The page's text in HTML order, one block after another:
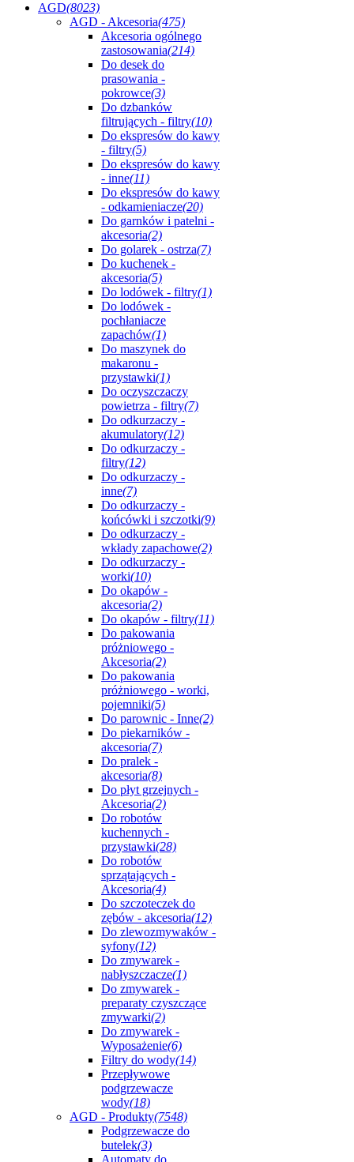
AGD(8023)
AGD - Akcesoria(475)
Akcesoria ogólnego
zastosowania(214)
Do desek do
prasowania -
pokrowce(3)
Do dzbanków
filtrujących - filtry(10)
Do ekspresów do kawy
- filtry(5)
Do ekspresów do kawy
- inne(11)
Do ekspresów do kawy
- odkamieniacze(20)
Do garnków i patelni -
akcesoria(2)
Do golarek - ostrza(7)
Do kuchenek -
akcesoria(5)
Do lodówek - filtry(1)
Do lodówek -
pochłaniacze
zapachów(1)
Do maszynek do
makaronu -
przystawki(1)
Do oczyszczaczy
powietrza - filtry(7)
Do odkurzaczy -
akumulatory(12)
Do odkurzaczy -
filtry(12)
Do odkurzaczy -
inne(7)
Do odkurzaczy -
końcówki i szczotki(9)
Do odkurzaczy -
wkłady zapachowe(2)
Do odkurzaczy -
worki(10)
Do okapów -
akcesoria(2)
Do okapów - filtry(11)
Do pakowania
próżniowego -
Akcesoria(2)
Do pakowania
próżniowego - worki,
pojemniki(5)
Do parownic - Inne(2)
Do piekarników -
akcesoria(7)
Do pralek -
akcesoria(8)
Do płyt grzejnych -
Akcesoria(2)
Do robotów
kuchennych -
przystawki(28)
Do robotów
sprzątających -
Akcesoria(4)
Do szczoteczek do
zębów - akcesoria(12)
Do zlewozmywaków -
syfony(12)
Do zmywarek -
nabłyszczacze(1)
Do zmywarek -
preparaty czyszczące
zmywarki(2)
Do zmywarek -
Wyposażenie(6)
Filtry do wody(14)
Przepływowe
podgrzewacze
wody(18)
AGD - Produkty(7548)
Podgrzewacze do
butelek(3)
Automaty do